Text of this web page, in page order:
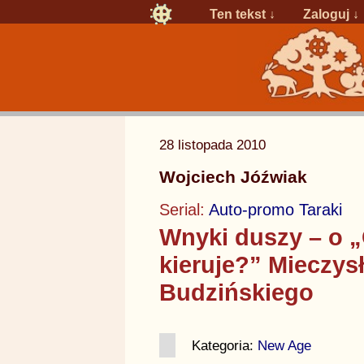
Ten tekst ↓ Zaloguj ↓
28 listopada 2010
Wojciech Jóźwiak
Serial: Auto-promo Taraki
Wnyki duszy – o
kieruje?”
Budzińskiego
Kategoria: New Age